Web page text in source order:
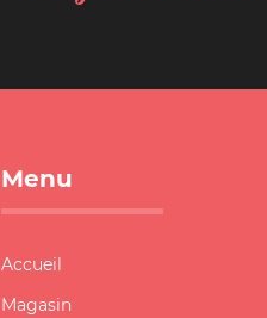
Menu
Accueil
Magasin